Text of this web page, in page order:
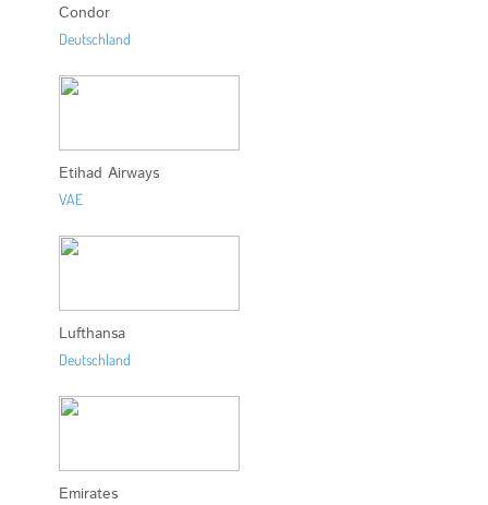
Condor
Deutschland
Etihad Airways
VAE
Lufthansa
Deutschland
Emirates